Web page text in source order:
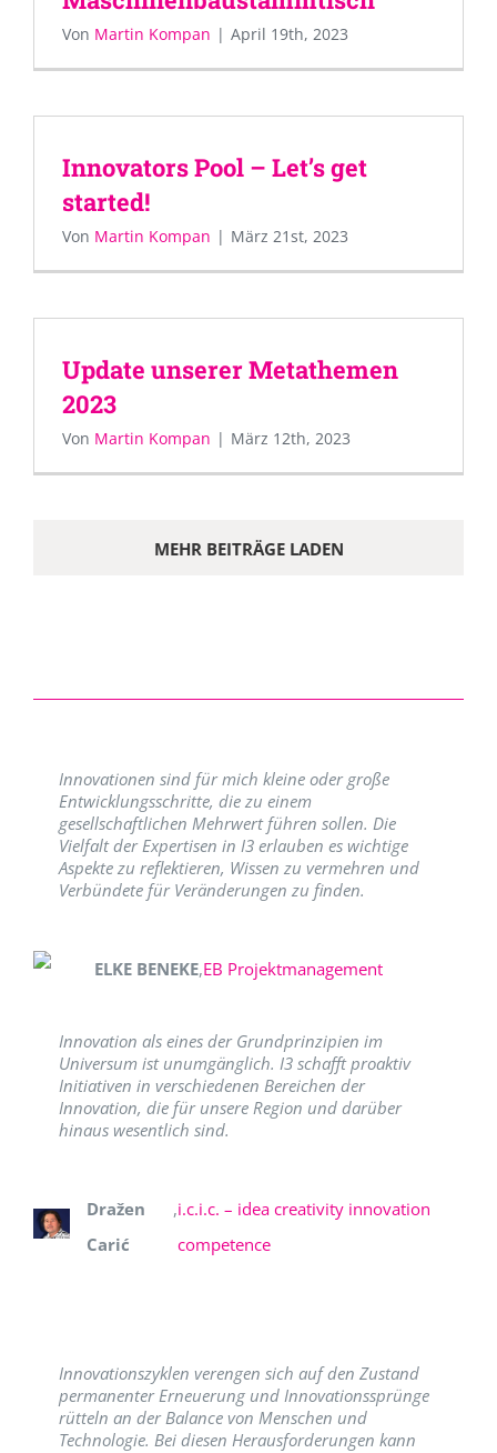
Von Martin Kompan | April 19th, 2023
Innovators Pool – Let’s get
started!
Von Martin Kompan | März 21st, 2023
Update unserer Metathemen
2023
Von Martin Kompan | März 12th, 2023
MEHR BEITRÄGE LADEN
Innovationen sind für mich kleine oder große
Entwicklungsschritte, die zu einem
gesellschaftlichen Mehrwert führen sollen. Die
Vielfalt der Expertisen in I3 erlauben es wichtige
Aspekte zu reflektieren, Wissen zu vermehren und
Verbündete für Veränderungen zu finden.
ELKE BENEKE,EB Projektmanagement
Innovation als eines der Grundprinzipien im
Universum ist unumgänglich. I3 schafft proaktiv
Initiativen in verschiedenen Bereichen der
Innovation, die für unsere Region und darüber
hinaus wesentlich sind.
Dražen
Carić
,i.c.i.c. – idea creativity innovation
competence
Innovationszyklen verengen sich auf den Zustand
permanenter Erneuerung und Innovationssprünge
rütteln an der Balance von Menschen und
Technologie. Bei diesen Herausforderungen kann